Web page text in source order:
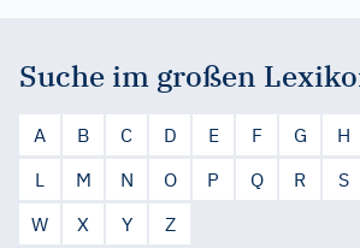
Suche im großen
A B C D E F G H
L
M N O P Q R S
W
X Y Z